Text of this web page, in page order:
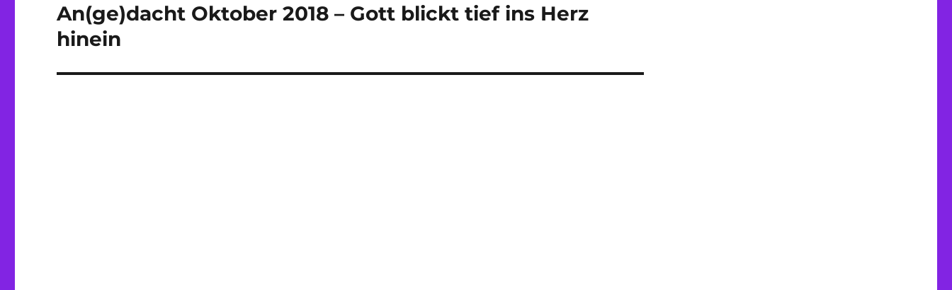
Nächster
Beitrag:
An(ge)dacht Oktober 2018 – Gott blickt tief ins Herz
hinein